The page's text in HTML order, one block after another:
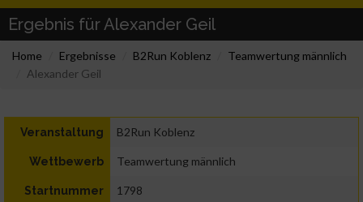
Ergebnis für Alexander Geil
Home Ergebnisse B2Run Koblenz
Teamwertung männlich
Alexander Geil
Veranstaltung B2Run Koblenz
Wettbewerb Teamwertung männlich
Startnummer 1798